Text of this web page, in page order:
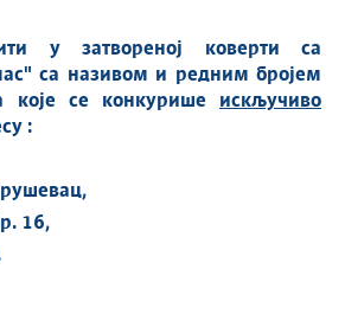
у затвореној коверти са
са називом и редним бројем
које се конкурише искључиво
:
16,